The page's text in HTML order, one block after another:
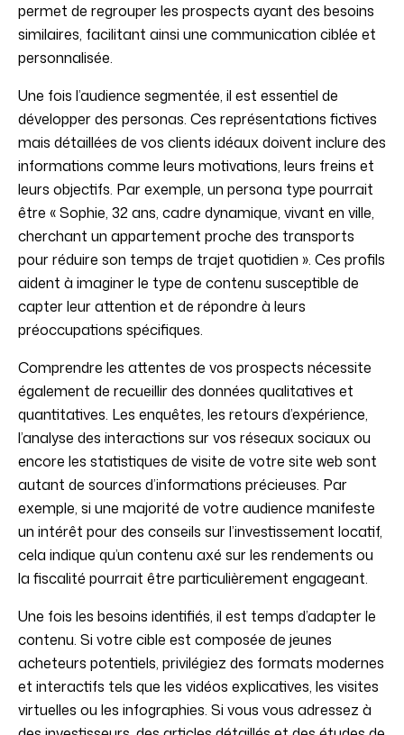
permet de regrouper les prospects ayant des besoins
similaires, facilitant ainsi une communication ciblée et
personnalisée.
Une fois l’audience segmentée, il est essentiel de
développer des personas. Ces représentations fictives
mais détaillées de vos clients idéaux doivent inclure des
informations comme leurs motivations, leurs freins et
leurs objectifs. Par exemple, un persona type pourrait
être « Sophie, 32 ans, cadre dynamique, vivant en ville,
cherchant un appartement proche des transports
pour réduire son temps de trajet quotidien ». Ces profils
aident à imaginer le type de contenu susceptible de
capter leur attention et de répondre à leurs
préoccupations spécifiques.
Comprendre les attentes de vos prospects nécessite
également de recueillir des données qualitatives et
quantitatives. Les enquêtes, les retours d’expérience,
l’analyse des interactions sur vos réseaux sociaux ou
encore les statistiques de visite de votre site web sont
autant de sources d’informations précieuses. Par
exemple, si une majorité de votre audience manifeste
un intérêt pour des conseils sur l’investissement locatif,
cela indique qu’un contenu axé sur les rendements ou
la fiscalité pourrait être particulièrement engageant.
Une fois les besoins identifiés, il est temps d’adapter le
contenu. Si votre cible est composée de jeunes
acheteurs potentiels, privilégiez des formats modernes
et interactifs tels que les vidéos explicatives, les visites
virtuelles ou les infographies. Si vous vous adressez à